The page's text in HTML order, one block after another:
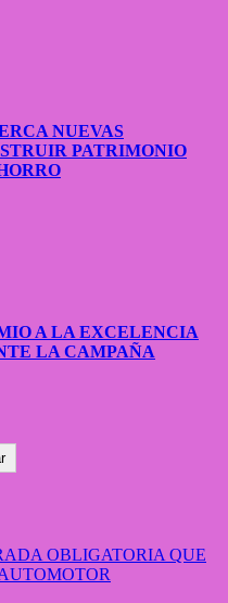
NUEVAS
PATRIMONIO
A LA EXCELENCIA
LA CAMPAÑA
OBLIGATORIA QUE